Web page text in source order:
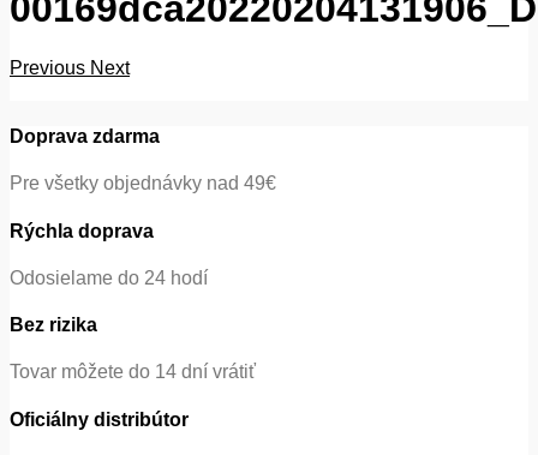
Previous Next
Doprava zdarma
Pre všetky objednávky nad 49€
Rýchla doprava
Odosielame do 24 hodí
Bez rizika
Tovar môžete do 14 dní vrátiť
Oficiálny distribútor